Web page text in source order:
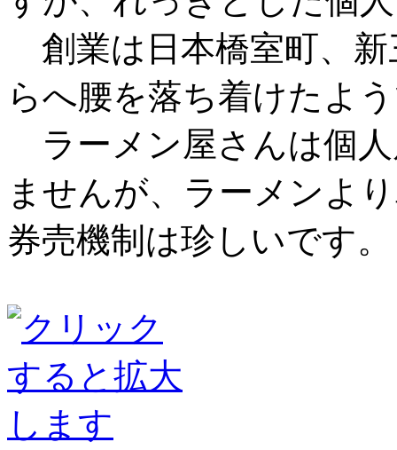
創業は日本橋室町、
らへ腰を落ち着けたよ
ラーメン屋さんは個
ませんが、ラーメンよ
券売機制は珍しいです。